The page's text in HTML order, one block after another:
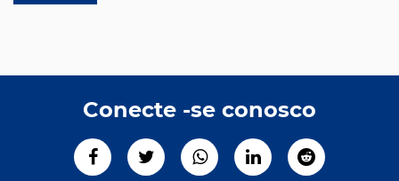
Conecte -se conosco